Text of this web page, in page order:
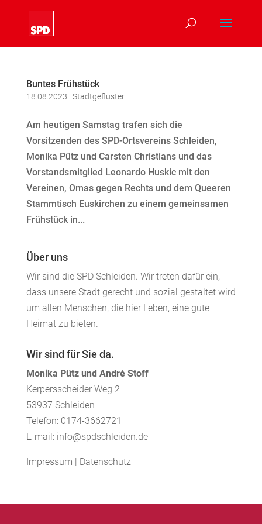
Buntes Frühstück
18.08.2023 | Stadtgeflüster
Am heutigen Samstag trafen sich die
Vorsitzenden des SPD-Ortsvereins Schleiden,
Monika Pütz und Carsten Christians und das
Vorstandsmitglied Leonardo Huskic mit den
Vereinen, Omas gegen Rechts und dem Queeren
Stammtisch Euskirchen zu einem gemeinsamen
Frühstück in...
Über uns
Wir sind die SPD Schleiden. Wir treten dafür ein,
dass unsere Stadt gerecht und sozial gestaltet wird
um allen Menschen, die hier Leben, eine gute
Heimat zu bieten.
Wir sind für Sie da.
Monika Pütz und André Stoff
Kerpersscheider Weg 2
53937 Schleiden
Telefon: 0174-3662721
E-mail: info@spdschleiden.de
Impressum | Datenschutz